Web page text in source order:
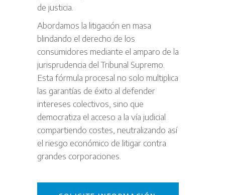
de justicia.
Abordamos la litigación en masa
blindando el derecho de los
consumidores mediante el amparo de la
jurisprudencia del Tribunal Supremo.
Esta fórmula procesal no solo multiplica
las garantías de éxito al defender
intereses colectivos, sino que
democratiza el acceso a la vía judicial
compartiendo costes, neutralizando así
el riesgo económico de litigar contra
grandes corporaciones.